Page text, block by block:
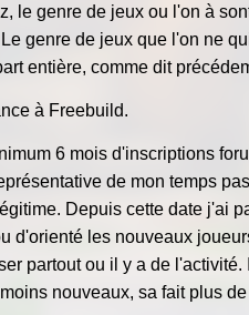
le genre de jeux ou l'on à
genre de jeux que l'on ne
entière, comme dit
à Freebuild.
6 mois d'inscriptions
de mon temps
Depuis cette date j'ai
d'orienté les nouveaux
partout ou il y a de
nouveaux, sa fait plus